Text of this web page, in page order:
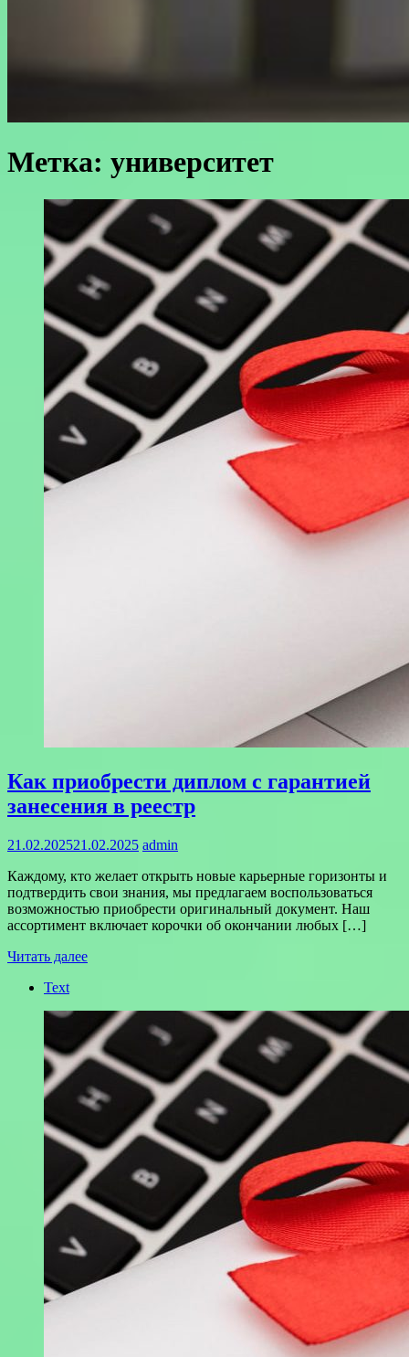
Метка: университет
Как приобрести диплом с гарантией
занесения в реестр
21.02.202521.02.2025 admin
Каждому, кто желает открыть новые карьерные горизонты и
подтвердить свои знания, мы предлагаем воспользоваться
возможностью приобрести оригинальный документ. Наш
ассортимент включает корочки об окончании любых […]
Читать далее
Text